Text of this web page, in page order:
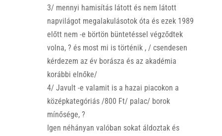
3/ mennyi hamisítás látott és nem látott
napvilágot megalakulásotok óta és ezek 1989
előtt nem -e börtön büntetéssel végződtek
volna, ? és most mi is történik , / csendesen
kérdezem az év borásza és az akadémia
korábbi elnőke/
4/ Javult -e valamit is a hazai piacokon a
középkategóriás /800 Ft/ palac/ borok
mínősége, ?
Igen néhányan valóban sokat áldoztak és